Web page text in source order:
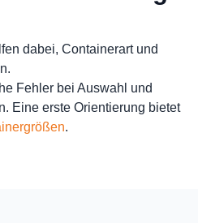
dabei, Containerart und
Fehler bei Auswahl und
Eine erste Orientierung bietet
.